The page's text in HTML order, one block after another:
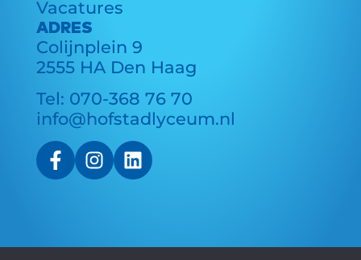
Vacatures
ADRES
Colijnplein 9
2555 HA Den Haag
Tel: 070-368 76 70
info@hofstadlyceum.nl